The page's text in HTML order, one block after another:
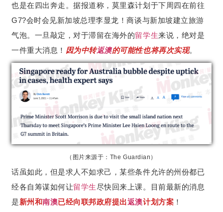
也是在四出奔走。据报道称，莫里森计划于下周四在前往
G7?会时会见新加坡总理李显龙！商谈与新加坡建立旅游
气泡。一旦敲定，对于滞留在海外的留学生来说，绝对是
一件重大消息！ 因为中转返澳的可能性也将再次实现。
（图片来源于：The Guardian）
话虽如此，但是求人不如求己，某些条件允许的州份都已
经各自筹谋如何让留学生尽快回来上课。目前最新的消息
是新州和南澳已经向联邦政府提出返澳计划方案 ！